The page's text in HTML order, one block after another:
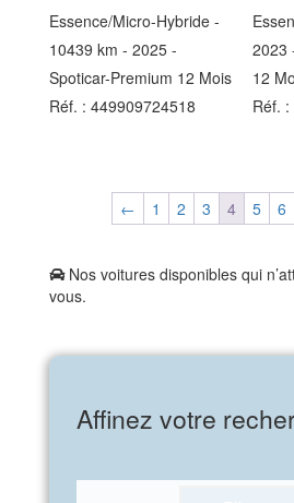
Essence/Micro-Hybride -
10439 km - 2025 -
Spoticar-Premium 12 Mois
Réf. : 449909724518
2023
12
Réf.
← 1 2 3 4 5 6
Nos voitures disponibles qui
vous.
Affinez votre